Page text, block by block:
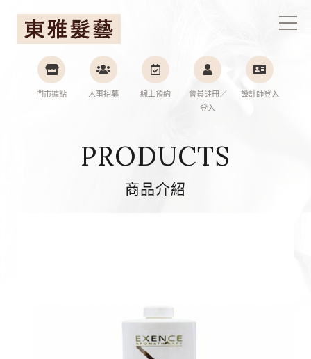
門市據點 人事招募 線上預約
會員註冊／
登入
設計師登入
PRODUCTS
商品介紹